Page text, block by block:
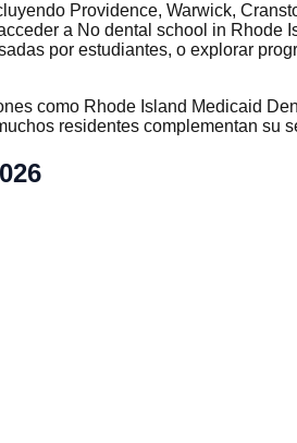
Providence, Warwick,
a No dental school in
por estudiantes, o explorar
como Rhode Island Medicaid
residentes complementan su